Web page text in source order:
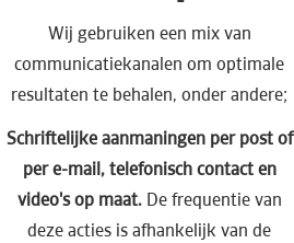
Wij gebruiken een mix van
communicatiekanalen om optimale
resultaten te behalen, onder andere;
Schriftelijke aanmaningen per post of
per e-mail, telefonisch contact en
video's op maat.De frequentie van
deze acties is afhankelijk van de